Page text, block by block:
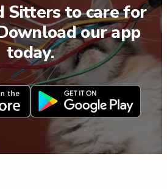
Sitters to care for
our app
today.